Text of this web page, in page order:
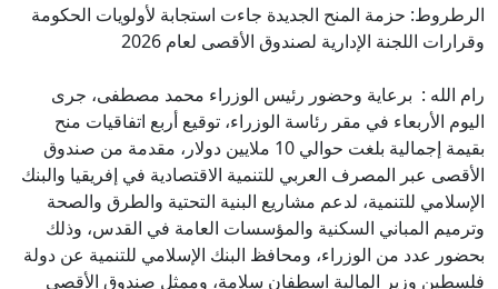
الرطروط: حزمة المنح الجديدة جاءت استجابة لأولويات الحكومة
وقرارات اللجنة الإدارية لصندوق الأقصى لعام 2026
رام الله : برعاية وحضور رئيس الوزراء محمد مصطفى، جرى
اليوم الأربعاء في مقر رئاسة الوزراء، توقيع أربع اتفاقيات منح
بقيمة إجمالية بلغت حوالي 10 ملايين دولار، مقدمة من صندوق
الأقصى عبر المصرف العربي للتنمية الاقتصادية في إفريقيا والبنك
الإسلامي للتنمية، لدعم مشاريع البنية التحتية والطرق والصحة
وترميم المباني السكنية والمؤسسات العامة في القدس، وذلك
بحضور عدد من الوزراء، ومحافظ البنك الإسلامي للتنمية عن دولة
فلسطين وزير المالية اسطفان سلامة، وممثل صندوق الأقصى